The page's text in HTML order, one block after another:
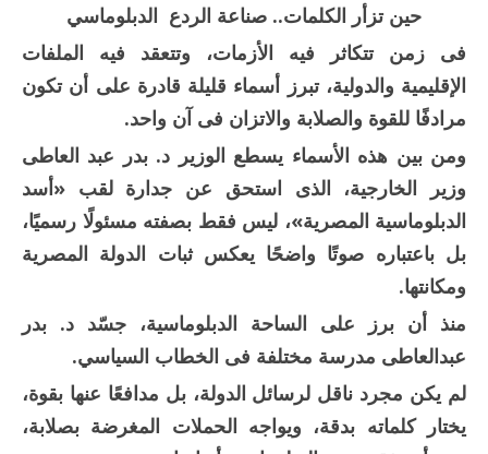
حين تزأر الكلمات.. صناعة الردع الدبلوماسي
فى زمن تتكاثر فيه الأزمات، وتتعقد فيه الملفات
الإقليمية والدولية، تبرز أسماء قليلة قادرة على أن تكون
مرادفًا للقوة والصلابة والاتزان فى آن واحد.
ومن بين هذه الأسماء يسطع الوزير د. بدر عبد العاطى
وزير الخارجية، الذى استحق عن جدارة لقب «أسد
الدبلوماسية المصرية»، ليس فقط بصفته مسئولًا رسميًا،
بل باعتباره صوتًا واضحًا يعكس ثبات الدولة المصرية
ومكانتها.
منذ أن برز على الساحة الدبلوماسية، جسّد د. بدر
عبدالعاطى مدرسة مختلفة فى الخطاب السياسي.
لم يكن مجرد ناقل لرسائل الدولة، بل مدافعًا عنها بقوة،
يختار كلماته بدقة، ويواجه الحملات المغرضة بصلابة،